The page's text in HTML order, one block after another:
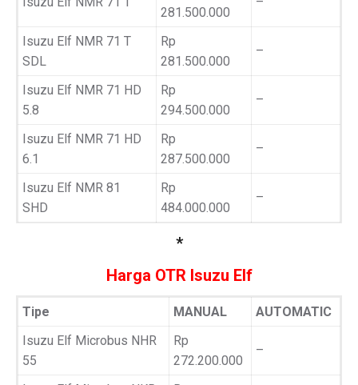
281.500.000
Isuzu Elf NMR 71 T
SDL
Rp
281.500.000
–
Isuzu Elf NMR 71 HD
5.8
Rp
294.500.000
–
Isuzu Elf NMR 71 HD
6.1
Rp
287.500.000
–
Isuzu Elf NMR 81
SHD
Rp
484.000.000
–
*
Harga OTR Isuzu Elf
Tipe MANUAL
AUTOMATIC
Isuzu Elf Microbus NHR
55
Rp
272.200.000
–